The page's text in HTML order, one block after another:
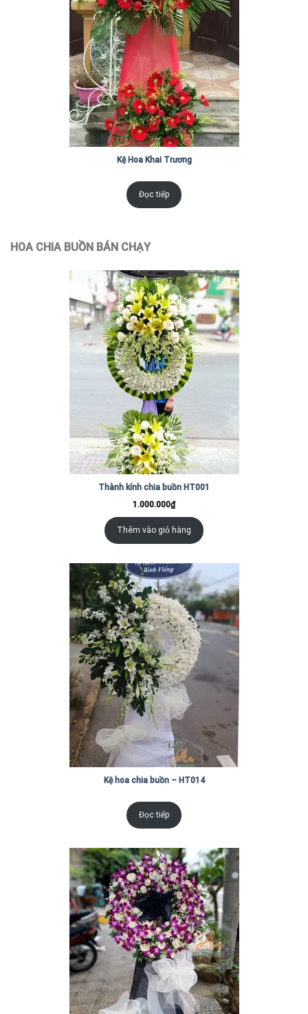
Kệ Hoa Khai Trương
Đọc tiếp
HOA CHIA BUỒN BÁN CHẠY
Thành kính chia buồn HT001
1.000.000₫
Thêm vào giỏ hàng
Kệ hoa chia buồn – HT014
Đọc tiếp